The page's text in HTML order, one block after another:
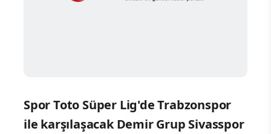
Spor Toto Süper Lig'de Trabzonspor
ile karşılaşacak Demir Grup Sivasspor